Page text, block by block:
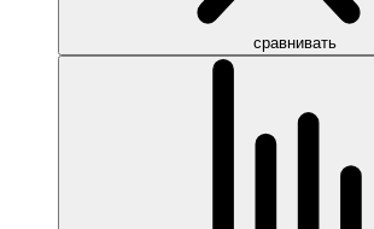
сравнивать